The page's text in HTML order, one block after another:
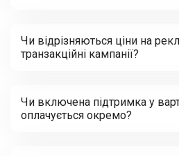
Чи відрізняються ціни на
транзакційні кампанії?
Чи включена підтримка у
оплачується окремо?